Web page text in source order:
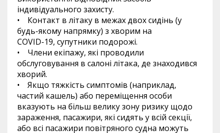
індивідуального захисту.
• Контакт в літаку в межах двох сидінь (у
будь-якому напрямку) з хворим на
COVID-19, супутники подорожі.
• Члени екіпажу, які проводили
обслуговування в салоні літака, де знаходився
хворий.
• Якщо тяжкість симптомів (наприклад,
частий кашель) або переміщення особи
вказують на більш велику зону ризику щодо
зараження, пасажири, які сидять у всій секції,
або всі пасажири повітряного судна можуть